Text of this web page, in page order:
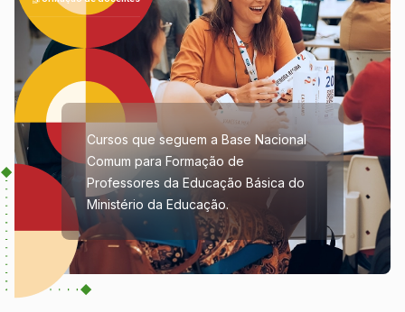
Cursos que seguem a Base Nacional
Comum para Formação de
Professores da Educação Básica do
Ministério da Educação.